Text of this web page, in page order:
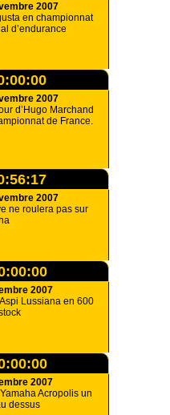
2007
en championnat
d’endurance
2007
d’Hugo Marchand
de France.
2007
ne roulera pas sur
2007
Lussiana en 600
2007
Acropolis un
dessus